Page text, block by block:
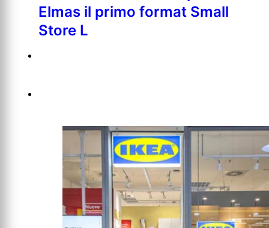
Elmas il primo format Small
Store L